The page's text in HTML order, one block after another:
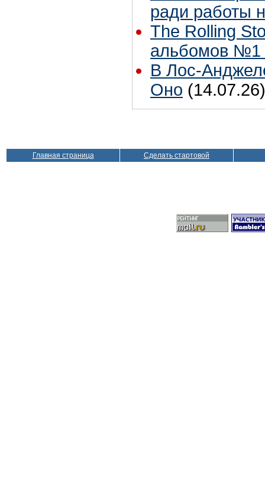
ради работы
The Rolling
альбомов №1
В Лос-
Оно (14.07.26)
Главная страница Сделать стартовой